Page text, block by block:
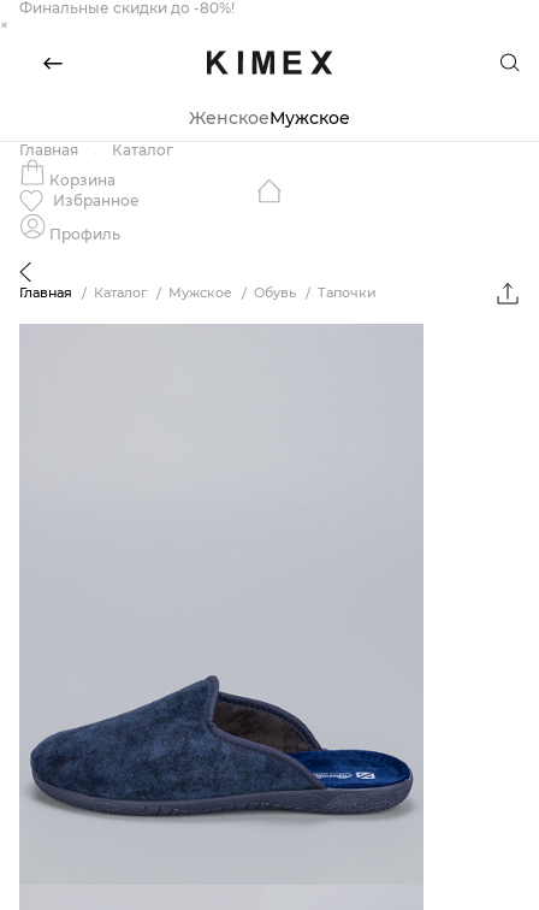
Финальные скидки до -80%!
×
ЖенскоеМужское
Главная
Каталог
Корзина
Избранное
Профиль
Главная Каталог Мужское Обувь Тапочки